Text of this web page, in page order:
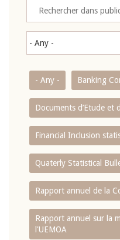
- Any - Banking
Documents d’Etude et
Financial Inclusion
Quaterly Statistical
Rapport annuel de la
Rapport annuel sur la
l'UEMOA